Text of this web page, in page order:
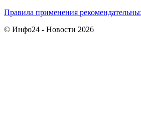
Правила применения
© Инфо24 - Новости 2026